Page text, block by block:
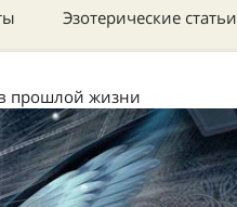
Эзотерические статьи
прошлой жизни